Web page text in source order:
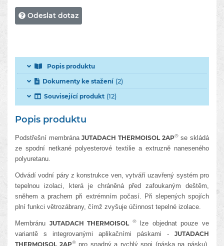
Odeslat dotaz
Popis produktu
Dokumenty ke stažení(2)
Související produkt (12)
Popis produktu
Podstřešní membránaJUTADACH THERMOISOL 2AP®se skládá
ze spodní netkané polyesterové textilie a extruzně naneseného
polyuretanu.
Odvádí vodní páry z konstrukce ven, vytváří uzavřený systém pro
tepelnou izolaci, která je chráněná před zafoukaným deštěm,
sněhem a prachem při extrémním počasí. Při slepených spojích
plní funkci větrozábrany, čímž zvyšuje účinnost tepelné izolace.
Membránu JUTADACH THERMOISOL ®lze objednat pouze ve
variantě s integrovanými aplikačními páskami - JUTADACH
THERMOISOL 2AP®pro snadný a rychlý spoj (páska na pásku).